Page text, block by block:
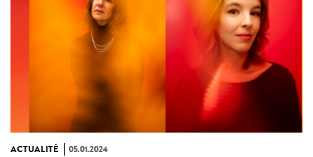
ACTUALITÉ 05.01.2024